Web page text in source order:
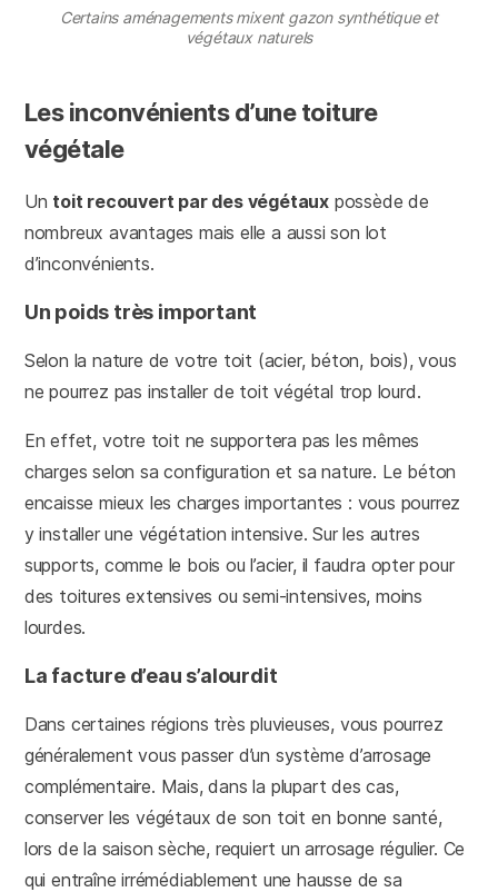
Certains aménagements mixent gazon synthétique et
végétaux naturels
Les inconvénients d’une toiture
végétale
Un toit recouvert par des végétaux possède de
nombreux avantages mais elle a aussi son lot
d’inconvénients.
Un poids très important
Selon la nature de votre toit (acier, béton, bois), vous
ne pourrez pas installer de toit végétal trop lourd.
En effet, votre toit ne supportera pas les mêmes
charges selon sa configuration et sa nature. Le béton
encaisse mieux les charges importantes : vous pourrez
y installer une végétation intensive. Sur les autres
supports, comme le bois ou l’acier, il faudra opter pour
des toitures extensives ou semi-intensives, moins
lourdes.
La facture d’eau s’alourdit
Dans certaines régions très pluvieuses, vous pourrez
généralement vous passer d’un système d’arrosage
complémentaire. Mais, dans la plupart des cas,
conserver les végétaux de son toit en bonne santé,
lors de la saison sèche, requiert un arrosage régulier. Ce
qui entraîne irrémédiablement une hausse de sa